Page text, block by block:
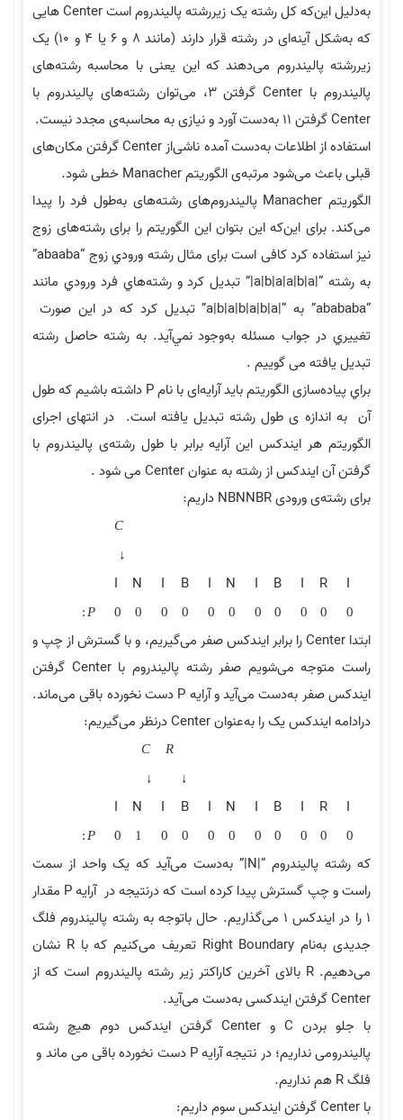
به‌دلیل این‌که کل رشته یک زیررشته پالیندروم است Center هایی
که به‌شکل آینه‌ای در رشته قرار دارند (مانند 8 و 6 یا 4 و 10) یک
زیررشته پالیندروم می‌دهند که این یعنی با محاسبه رشته‌های
پالیندروم با Center گرفتن 3، می‌توان رشته‌های پالیندروم با
Center گرفتن 11 به‌دست آورد و نیازی به محاسبه‌ی مجدد نیست.
استفاده از اطلاعات به‌دست آمده ناشی‌از Center گرفتن مکان‌های
قبلی باعث می‌شود مرتبه‌ی الگوریتم Manacher خطی شود.
الگوریتم Manacher پالیندروم‌های رشته‌های به‌طول فرد را پیدا
می‌کند. برای این‌که این بتوان این الگوریتم را برای رشته‌های زوج
نیز استفاده کرد کافی است برای مثال رشته ورودي زوج “abaaba”
به رشته “|a|b|a|a|b|a|” تبديل كرد و رشته‌هاي فرد ورودي مانند
“abababa” به “|a|b|a|b|a|b|a” تبديل كرد که در این صورت
تغييري در جواب مسئله به‌وجود نمي‌آيد. به رشته حاصل رشته
تبدیل یافته می گوییم .
براي پیاده‌سازی الگوریتم باید آرایه‌ای با نام P داشته باشیم که طول
آن به اندازه ی طول رشته تبدیل یافته است. در انتهای اجرای
الگوریتم هر ایندکس این آرایه برابر با طول رشته‌ی پالیندروم با
گرفتن آن ایندکس از رشته به عنوان Center می شود .
برای رشته‌ی ورودی NBNNBR داریم:
C
↓
I
R
I
B
I
N
I
B
I
N
I
0
0
0
0
0
0
0
0
0
0
0
P
:
ابتدا Center را برابر ایندکس صفر می‌گیریم، و با گسترش از چپ و
راست متوجه می‌شویم صفر رشته پالیندروم با Center گرفتن
ایندکس صفر به‌دست می‌آید و آرایه P دست نخورده باقی می‌ماند.
درادامه ایندکس یک را به‌عنوان Center درنظر می‌گیریم:
C
R
↓
↓
I
R
I
B
I
N
I
B
I
N
I
0
0
0
0
0
0
0
0
0
1
0
P
:
که رشته پالیندروم “|N|” به‌دست می‌آید که یک واحد از سمت
راست و چپ گسترش پیدا کرده است که درنتیجه در آرایه P مقدار
1 را در ایندکس 1 می‌گذاریم. حال باتوجه به رشته پالیندروم فلگ
جدیدی به‌نام Right Boundary تعریف می‌کنیم که با R نشان
می‌دهیم. R بالای آخرین کاراکتر زیر رشته پالیندروم است که از
Center گرفتن ایندکسی به‌دست می‌آید.
با جلو بردن C و Center گرفتن ایندکس دوم هیچ رشته
پالیندرومی نداریم؛ در نتیجه آرایه P دست نخورده باقی می ماند و
فلگ R هم نداریم.
با Center گرفتن ایندکس سوم داریم: